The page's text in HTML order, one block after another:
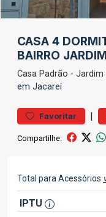
CASA 4
BAIRRO
Casa Padrão - Jardim
em Jacareí
Favoritar |
Compartilhe:
Total para Acessórios
IPTU